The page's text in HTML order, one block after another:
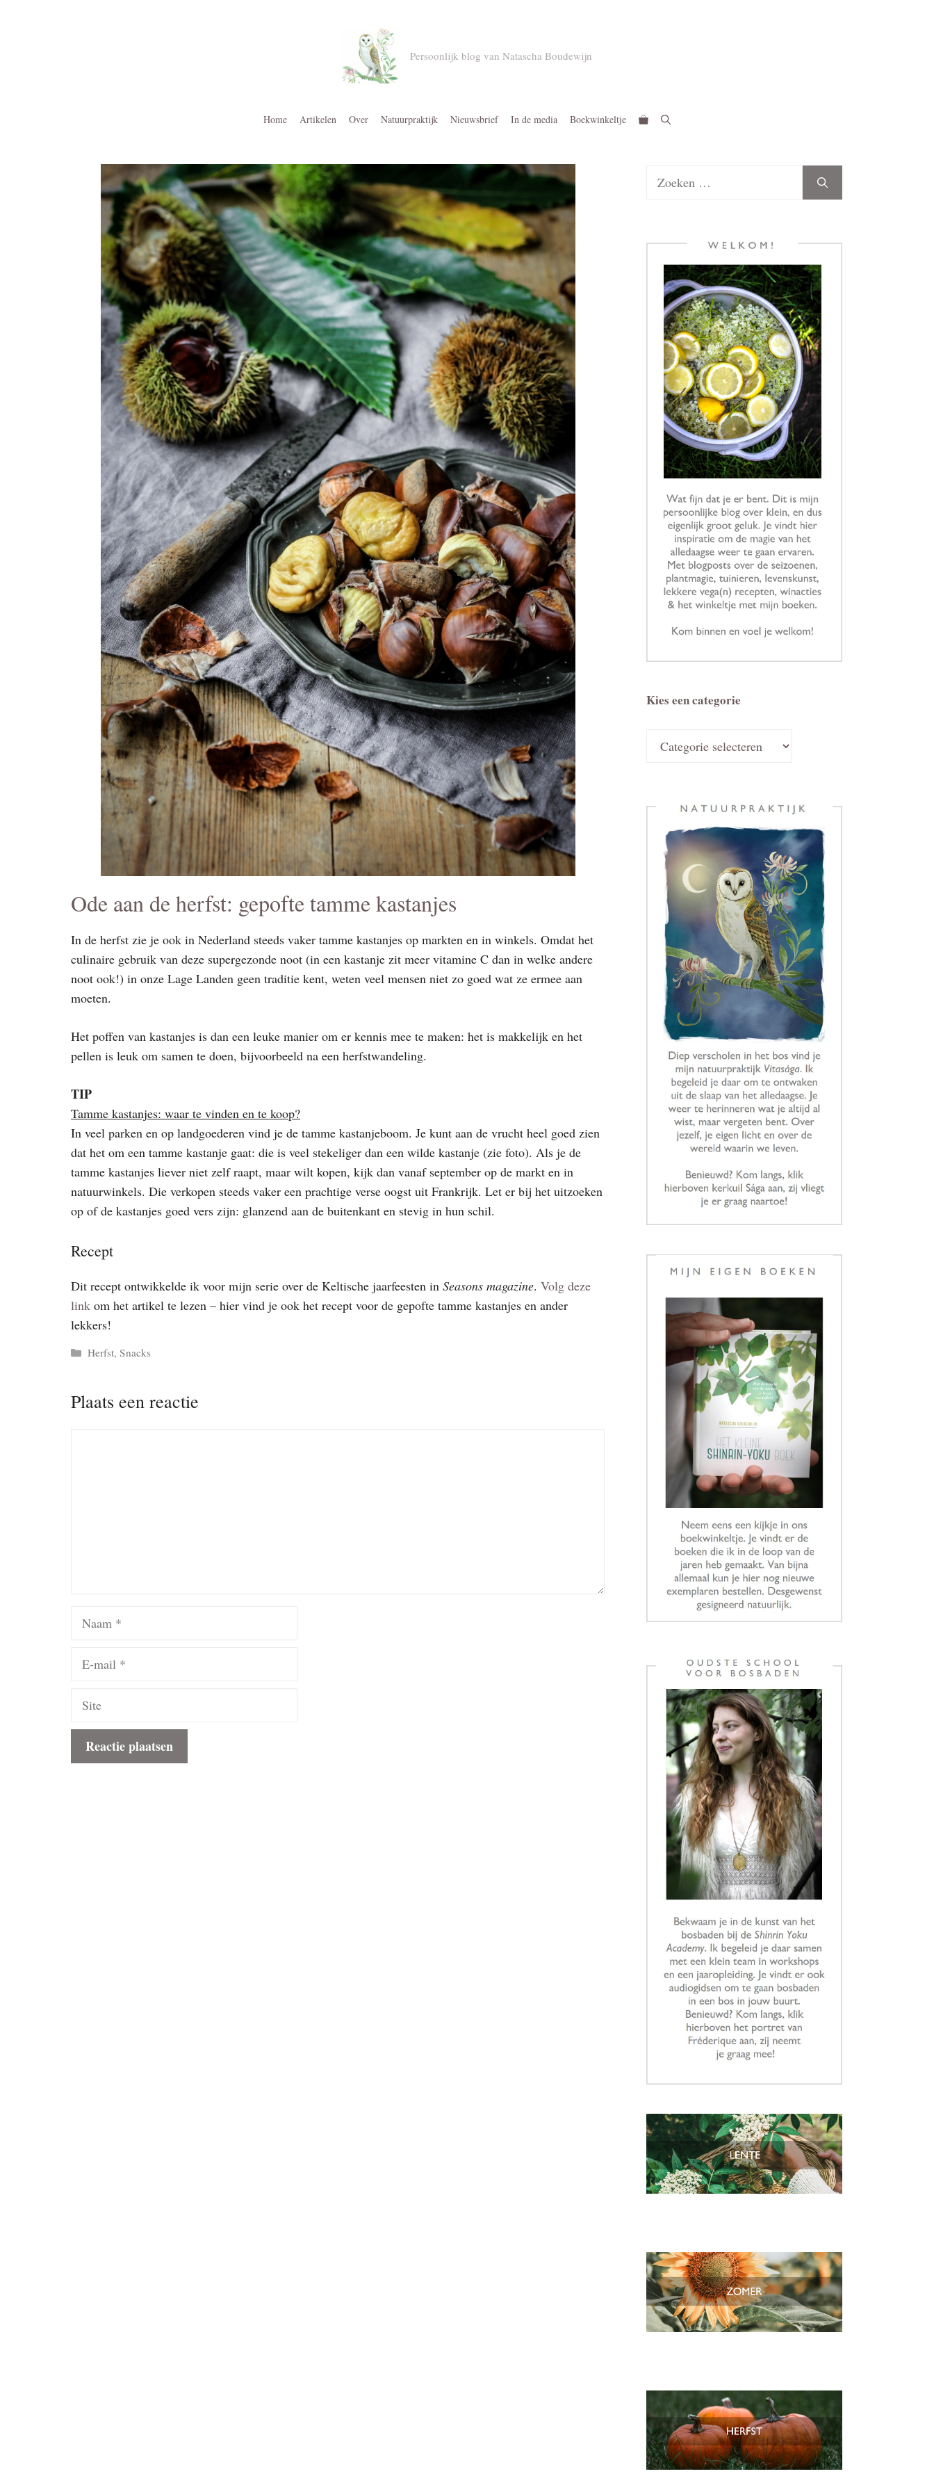
Persoonlijk blog van Natascha Boudewijn
Home Artikelen Over Natuurpraktijk Nieuwsbrief In de media Boekwinkeltje
Ode aan de herfst: gepofte tamme kastanjes
In de herfst zie je ook in Nederland steeds vaker tamme kastanjes op markten en in winkels. Omdat het
culinaire gebruik van deze supergezonde noot (in een kastanje zit meer vitamine C dan in welke andere
noot ook!) in onze Lage Landen geen traditie kent, weten veel mensen niet zo goed wat ze ermee aan
moeten.
Het poffen van kastanjes is dan een leuke manier om er kennis mee te maken: het is makkelijk en het
pellen is leuk om samen te doen, bijvoorbeeld na een herfstwandeling.
TIP
Tamme kastanjes: waar te vinden en te koop?
In veel parken en op landgoederen vind je de tamme kastanjeboom. Je kunt aan de vrucht heel goed zien
dat het om een tamme kastanje gaat: die is veel stekeliger dan een wilde kastanje (zie foto). Als je de
tamme kastanjes liever niet zelf raapt, maar wilt kopen, kijk dan vanaf september op de markt en in
natuurwinkels. Die verkopen steeds vaker een prachtige verse oogst uit Frankrijk. Let er bij het uitzoeken
op of de kastanjes goed vers zijn: glanzend aan de buitenkant en stevig in hun schil.
Recept
Dit recept ontwikkelde ik voor mijn serie over de Keltische jaarfeesten in Seasons magazine. Volg deze
link om het artikel te lezen – hier vind je ook het recept voor de gepofte tamme kastanjes en ander
lekkers!
Categorieën
Herfst,Snacks
Plaats een reactie
Naam
Site
Zoek
Kies een categorie
Kies